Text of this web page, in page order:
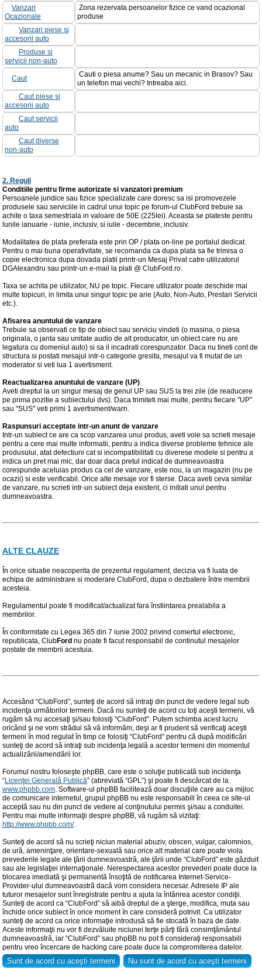
Vanzari
Ocazionale
Zona rezervata persoanelor fizice ce vand ocazional
produse
Vanzari piese şi
accesorii auto
Produse si
servicii non-auto
Caut
Cauti o piesa anume? Sau un mecanic in Brasov? Sau
un telefon mai vechi? Intreaba aici.
Caut piese şi
accesorii auto
Caut servicii
auto
Caut diverse
non-auto
2. Reguli
Conditiile pentru firme autorizate si vanzatori premium
Persoanele juridice sau fizice specializate care doresc sa isi promovezele
produsele sau serviciile in cadrul unui topic pe forum-ul ClubFord trebuie sa
achite o taxa semestriala in valoare de 50E (225lei). Aceasta se plateste pentru
lunile ianuarie - iunie, inclusiv, si iulie - decembrie, inclusiv.
Modalitatea de plata preferata este prin OP / plata on-line pe portalul dedicat.
Pentru o mai buna operativitate, se recomanda ca dupa plata sa fie trimisa o
copie electronica dupa dovada platii printr-un Mesaj Privat catre utilizatorul
DGAlexandru sau printr-un e-mail la plati @ ClubFord.ro.
Taxa se achita pe utilizator, NU pe topic. Fiecare utilizator poate deschide mai
multe topicuri, in limita unui singur topic pe arie (Auto, Non-Auto, Prestari Servicii
etc.).
Afisarea anuntului de vanzare
Trebuie sa observati ce tip de obiect sau serviciu vindeti (o masina, o piesa
originala, o janta sau unitate audio de alt producator, un obiect care nu are
legatura cu domeniul auto) si sa il incadrati corespunzator. Daca nu tineti cont de
structura si postati mesajul intr-o categorie gresita, mesajul va fi mutat de un
moderator si veti lua 1 avertisment.
Reactualizarea anuntului de vanzare (UP)
Aveti dreptul la un singur mesaj de genul UP sau SUS la trei zile (de readucere
pe prima pozitie a subiectului dvs). Daca trimiteti mai multe, pentru fiecare "UP"
sau "SUS" veti primi 1 avertisment/warn.
Raspunsuri acceptate intr-un anunt de vanzare
Intr-un subiect ce are ca scop vanzarea unui produs, aveti voie sa scrieti mesaje
pentru a cere mai multe informatii, pentru a indica diverse probleme tehnice ale
produsului, atat defectiuni cat si incompatibilitati cu diverese modele si pentru a
indica un pret mai mic, dar doar daca pretul indicat de dumneavoastra
corespunde aceluias produs ca cel de vanzare, este nou, la un magazin (nu pe
ocazii) si este verificabil. Orice alte mesaje vor fi sterse. Daca aveti ceva similar
de vanzare, nu scrieti intr-un subiect deja existent, ci initiati unul pentru
dumneavoastra.
ALTE CLAUZE
În orice situatie neacoperita de prezentul regulament, decizia va fi luata de
echipa de administrare si moderare ClubFord, dupa o dezbatere între membrii
acesteia.
Regulamentul poate fi modificat/actualizat fara înstiintarea prealabila a
membrilor.
În conformitate cu Legea 365 din 7 iunie 2002 privind comertul electronic,
republicata, ClubFord nu poate fi facut responsabil de continutul mesajelor
postate de membrii acestuia.
Accesând “ClubFord”, sunteţi de acord să intraţi din punct de vedere legal sub
incidenţa următorilor termeni. Dacă nu sunteţi de acord cu toţi aceşti termeni, vă
rugăm să nu accesaţi şi/sau folosiţi “ClubFord”. Putem schimba acest lucru
oricând şi ne vom strădui să vă informăm, deşi ar fi prudent să verificaţi aceşti
termeni în mod regulat în timp ce folosiţi “ClubFord” pentru că după modificări
sunteţi de acord să intraţi sub incidenţa legală a acestor termeni din momentul
actualizării/amendării lor.
Forumul nostru foloseşte phpBB, care este o soluţie publicată sub incidenţa
“Licenţei Generală Publică” (abreviată “GPL”) şi poate fi descărcat de la
www.phpbb.com. Software-ul phpBB facilitează doar discuţiile care au ca mijloc
de comunicare internetul, grupul phpBB nu este responsabill în ceea ce site-ul
acceptă sau nu din punct de vedere al conţinutului permis şi/sau a conduitei.
Pentru mai multe informaţii despre phpBB, vă rugăm să vizitaţi:
http://www.phpbb.com/.
Sunteţi de acord să nu scrieţi niciun material abuziv, obscen, vulgar, calomnios,
de ură, ameninţare, orientare-sexuală sau orice alt material care poate viola
prevederile legale ale ţării dumneavoastră, ale ţării unde “ClubFord” este găzduit
sau ale legislaţiei internaţionale. Nerespectarea acestor prevederi poate duce la
blocarea imediată şi permanentă însoţită de notificarea Internet-Service-
Provider-ului dumneavoastră dacă vom considera necesar. Adresele IP ale
tuturor mesajelor sunt înregistrate pentru a ajuta la întărirea acestor condiţii.
Sunteţi de acord ca “ClubFord” să aibă dreptul de a şterge, modifica, muta sau
închide orice subiect în orice moment în care consideră potrivit. Ca utilizator
sunteţi de acord ca orice informaţie introdusă să fie stocată în baza de date.
Aceste informaţii nu vor fi dezvăluite niciunei terţe părţi fără consimţământul
dumneavoastră, iar “ClubFord” sau phpBB nu pot fi consideraţi responsabili
pentru vreo încercare de hacking care poate duce la compromiterea datelor.